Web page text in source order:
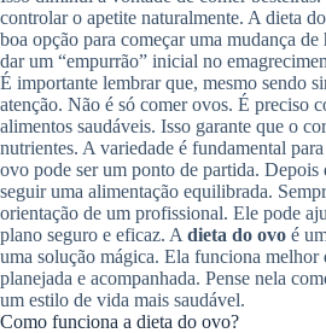
controlar o apetite naturalmente. A dieta
boa opção para começar uma mudança
dar um “empurrão” inicial no
É importante lembrar que, mesmo sendo
atenção. Não é só comer ovos. É preciso
alimentos saudáveis. Isso garante que o
nutrientes. A variedade é fundamental para
ovo pode ser um ponto de partida. Depois
seguir uma alimentação equilibrada.
orientação de um profissional. Ele pode
plano seguro e eficaz. A dieta do ovo é
uma solução mágica. Ela funciona melhor
planejada e acompanhada. Pense nela
um estilo de vida mais saudável.
Como funciona a dieta do ovo?